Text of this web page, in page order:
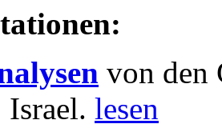
von den
Israel. lesen